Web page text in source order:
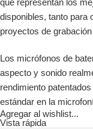
que representan los
disponibles, tanto para
proyectos de
Los micrófonos de
aspecto y sonido
rendimiento
estándar en la
Agregar al wishlist...
Vista rápida